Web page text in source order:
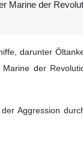
Marine der
darunter
der
Aggression